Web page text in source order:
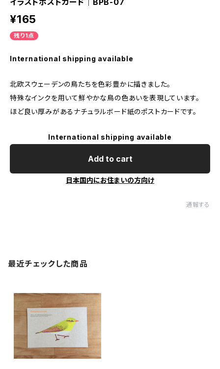
イラストポストカード｜BPB-07
¥165
残り1点
International shipping available
北欧スウェーデンの鳥たちを色彩豊かに描きました。
特殊なインクを用いて鮮やかな鳥の色あいを表現しています。
ほど良い厚みがあるナチュラルボード紙のポストカードです。
International shipping available
Add to cart
日本国内にお住まいの方向け
通報する
最近チェックした商品